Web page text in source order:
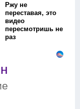
Ржу не
переставая, это
видео
пересмотришь не
раз